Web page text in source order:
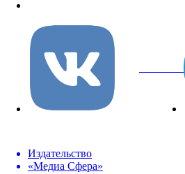
вКонтакте
Издательство
«Медиа Сфера»